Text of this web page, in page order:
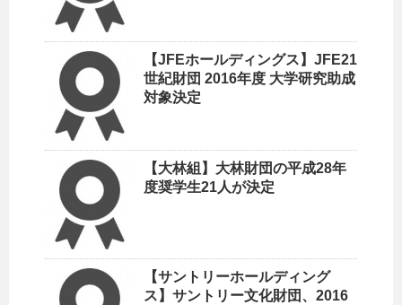
【JFEホールディングス】JFE21
世紀財団 2016年度 大学研究助成
対象決定
【大林組】大林財団の平成28年
度奨学生21人が決定
【サントリーホールディング
ス】サントリー文化財団、2016